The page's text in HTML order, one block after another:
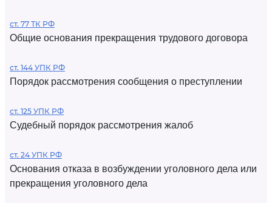
ст. 77 ТК РФ
Общие основания прекращения трудового договора
ст. 144 УПК РФ
Порядок рассмотрения сообщения о преступлении
ст. 125 УПК РФ
Судебный порядок рассмотрения жалоб
ст. 24 УПК РФ
Основания отказа в возбуждении уголовного дела или
прекращения уголовного дела